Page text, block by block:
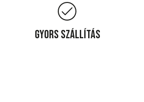
Gyors szállítás